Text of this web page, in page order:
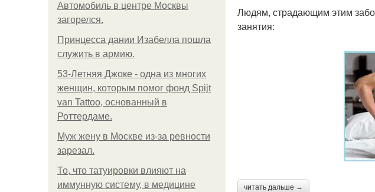
Автомобиль в центре Москвы
загорелся.
Принцесса дании Изабелла пошла
служить в армию.
53-Летняя Джоке - одна из многих
женщин, которым помог фонд Spijt
van Tattoo, основанный в
Роттердаме.
Mуж жену в Москве из-за ревности
зарезал.
То, что татуировки влияют на
иммунную систему, в медицине
Людям, страдающим этим
занятия:
читать дальше →